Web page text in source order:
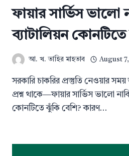
ফায়ার সার্ভিস
ব্যাটালিয়ন
আ. খ. তাহির মাহতাব August
সরকারি চাকরির প্রস্তুতি নেওয়ার
প্রশ্ন থাকে—ফায়ার সার্ভিস ভালো
কোনটিতে ঝুঁকি বেশি? কারণ…